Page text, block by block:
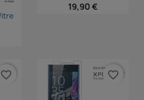
19,90 €
favorite_border favorite_border